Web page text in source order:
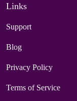
Links
Support
Blog
Privacy Policy
Terms of Service